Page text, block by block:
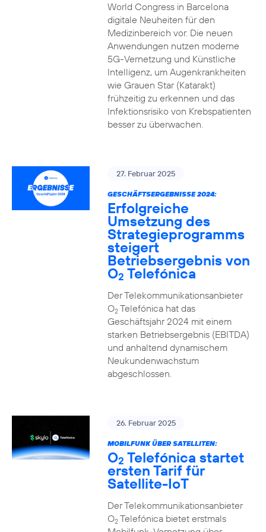
World Congress in Barcelona
digitale Neuheiten für den
Medizinbereich vor. Die neuen
Anwendungen nutzen moderne
5G-Vernetzung und Künstliche
Intelligenz, um Augenkrankheiten
wie Grauen Star (Katarakt)
frühzeitig zu erkennen und das
Infektionsrisiko von Krebspatienten
besser zu überwachen.
27. Februar 2025
GESCHÄFTSERGEBNISSE 2024:
Erfolgreiche
Umsetzung des
Strategieprogramms
steigert
Betriebsergebnis von
O2 Telefónica
Der Telekommunikationsanbieter
O2Telefónica hat das
Geschäftsjahr 2024 mit einem
starken Betriebsergebnis (EBITDA)
und anhaltend dynamischem
Neukundenwachstum
abgeschlossen.
26. Februar 2025
MOBILFUNK ÜBER SATELLITEN:
O2 Telefónica startet
ersten Tarif für
Satellite-IoT
Der Telekommunikationsanbieter
O2Telefónica bietet erstmals